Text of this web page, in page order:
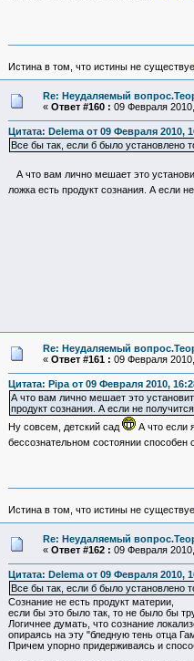
Истина в том, что истины не
Re: Неудаляемый
« Ответ #160 : 09 Февраля
Цитата: Delema от 09 Февраля 2010,
Все бы так, если б было установлено
А что вам лично мешает это
ложка есть продукт сознания. А если
Re: Неудаляемый
« Ответ #161 : 09 Февраля
Цитата: Pipa от 09 Февраля 2010,
А что вам лично мешает это
продукт сознания. А если не
Ну совсем, детский сад
А что если
бессознательном состоянии способен
Истина в том, что истины не
Re: Неудаляемый
« Ответ #162 : 09 Февраля
Цитата: Delema от 09 Февраля 2010,
Все бы так, если б было установлено
Сознание не есть продукт материи,
если бы это было так, то не было бы
Логичнее думать, что сознание
опираясь на эту "бледную тень отца
Причем упорно придерживаясь и